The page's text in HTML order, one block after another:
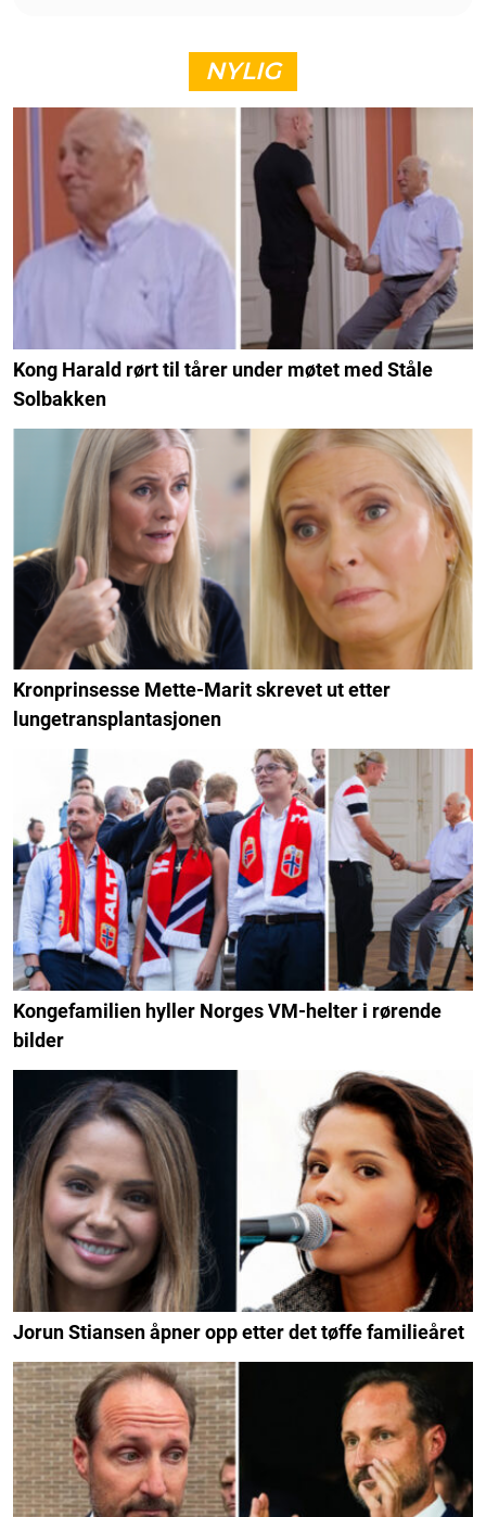
NYLIG
Kong Harald rørt til tårer under møtet med Ståle
Solbakken
Kronprinsesse Mette-Marit skrevet ut etter
lungetransplantasjonen
Kongefamilien hyller Norges VM-helter i rørende
bilder
Jorun Stiansen åpner opp etter det tøffe familieåret